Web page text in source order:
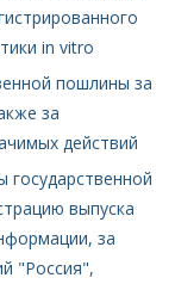
in vitro
пошлины за
за
действий
государственной
выпуска
за
"Россия",